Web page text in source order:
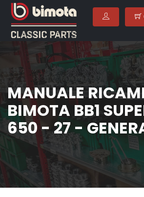
MANUALE
BIMOTA BB1
650 - 27 -